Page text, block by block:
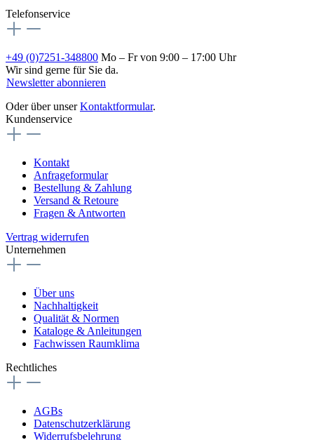
Telefonservice
+49 (0)7251-348800 Mo – Fr von 9:00 – 17:00 Uhr
Wir sind gerne für Sie da.
Newsletter abonnieren
Oder über unserKontaktformular.
Kundenservice
Kontakt
Anfrageformular
Bestellung & Zahlung
Versand & Retoure
Fragen & Antworten
Vertrag widerrufen
Unternehmen
Über uns
Nachhaltigkeit
Qualität & Normen
Kataloge & Anleitungen
Fachwissen Raumklima
Rechtliches
AGBs
Datenschutzerklärung
Widerrufsbelehrung